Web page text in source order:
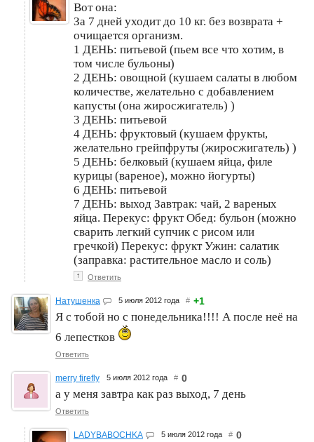
Вот она:
За 7 дней уходит до 10 кг. без возврата +
очищается организм.
1 ДЕНЬ: питьевой (пьем все что хотим, в
том числе бульоны)
2 ДЕНЬ: овощной (кушаем салаты в любом
количестве, желательно с добавлением
капусты (она жиросжигатель) )
3 ДЕНЬ: питьевой
4 ДЕНЬ: фруктовый (кушаем фрукты,
желательно грейпфруты (жиросжигатель) )
5 ДЕНЬ: белковый (кушаем яйца, филе
курицы (вареное), можно йогурты)
6 ДЕНЬ: питьевой
7 ДЕНЬ: выход Завтрак: чай, 2 вареных
яйца. Перекус: фрукт Обед: бульон (можно
сварить легкий супчик с рисом или
гречкой) Перекус: фрукт Ужин: салатик
(заправка: растительное масло и соль)
↑ Ответить
Натушенка 5 июля 2012 года # +1
Я с тобой но с понедельника!!!! А после неё на
6 лепестков
Ответить
merry firefly 5 июля 2012 года # 0
а у меня завтра как раз выход, 7 день
Ответить
LADYBABOCHKA 5 июля 2012 года # 0